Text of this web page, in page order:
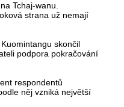
Tchaj-wanu.
strana už nemají
skončil
podpora pokračování
respondentů
něj vzniká největší